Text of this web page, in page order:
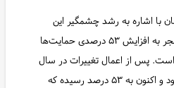
با اشاره به رشد چشمگیر این
حمایت‌ها گفت:این تغییرات منجر به افزایش ۵۳ درصدی حمایت‌ها
۱۴۰۱ شده است. پس از اعمال تغییرات در سال
۱۴۰۱، نرخ رشد ابتدا ۱۰ درصد بود و اکنون به ۵۳ درصد رسیده که